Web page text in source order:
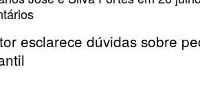
esclarece dúvidas sobre